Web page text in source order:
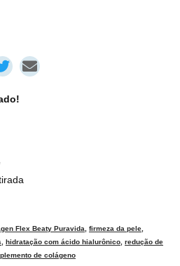
Flex Beaty Puravida firmeza da pele
hidratação com ácido hialurônico redução de
de colágeno